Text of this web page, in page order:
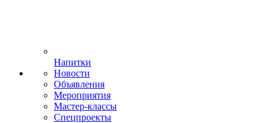
Напитки
Новости
Объявления
Мероприятия
Мастер-классы
Спецпроекты